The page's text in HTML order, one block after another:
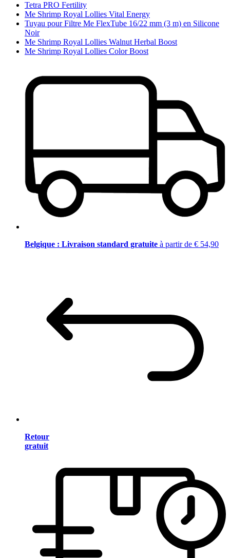
Tetra PRO Fertility
Me Shrimp Royal Lollies Vital Energy
Tuyau pour Filtre Me FlexTube 16/22 mm (3 m) en Silicone
Noir
Me Shrimp Royal Lollies Walnut Herbal Boost
Me Shrimp Royal Lollies Color Boost
Belgique : Livraison standard gratuite à partir de € 54,90
Retour
gratuit